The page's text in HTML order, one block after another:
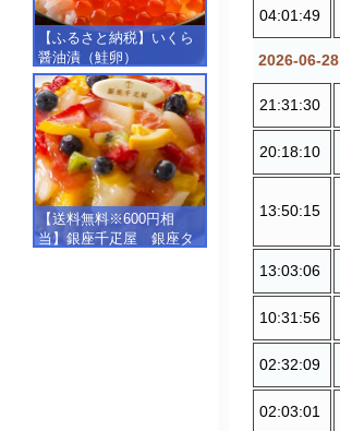
【ふるさと納税】いくら
醤油漬（鮭卵）
【500g（250g×2）】
【送料無料※600円相
当】銀座千疋屋 銀座タ
04:01:49
2026-06-28
21:31:30
20:18:10
13:50:15
13:03:06
10:31:56
02:32:09
02:03:01